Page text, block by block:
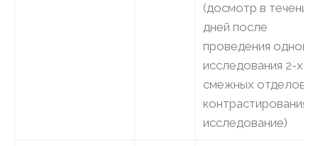
(досмотр в течение
дней после
проведения одного
исследования 2-х
смежных отделов
контрастирования)
исследование)